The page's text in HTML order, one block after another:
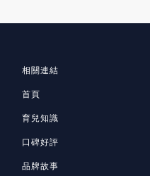
相關連結
首頁
育兒知識
口碑好評
品牌故事